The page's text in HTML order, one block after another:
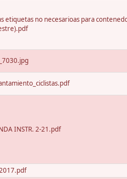
etiquetas no necesarioas para
INSTR. 2-21.pdf